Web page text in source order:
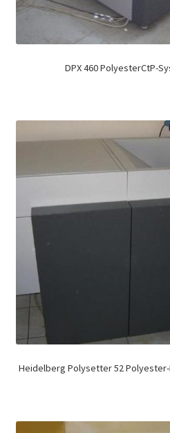
DPX 460 PolyesterCtP-
Heidelberg Polysetter 52